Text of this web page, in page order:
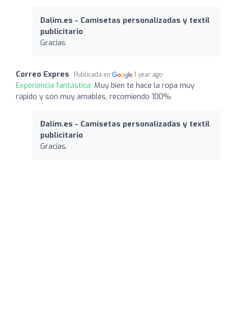
Dalim.es - Camisetas personalizadas y textil
publicitario
Gracias
Correo Expres Publicada en 1 year ago
Experiencia fantástica: Muy bien te hace la ropa muy
rápido y son muy amables, recomiendo 100%
Dalim.es - Camisetas personalizadas y textil
publicitario
Gracias.